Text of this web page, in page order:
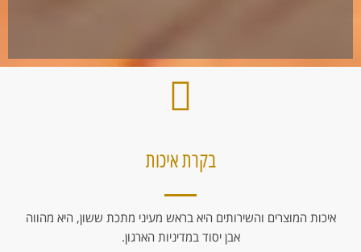
בקרת איכות
איכות המוצרים והשירותים היא בראש מעיני מתכת ששון, היא מהווה
אבן יסוד במדיניות הארגון.